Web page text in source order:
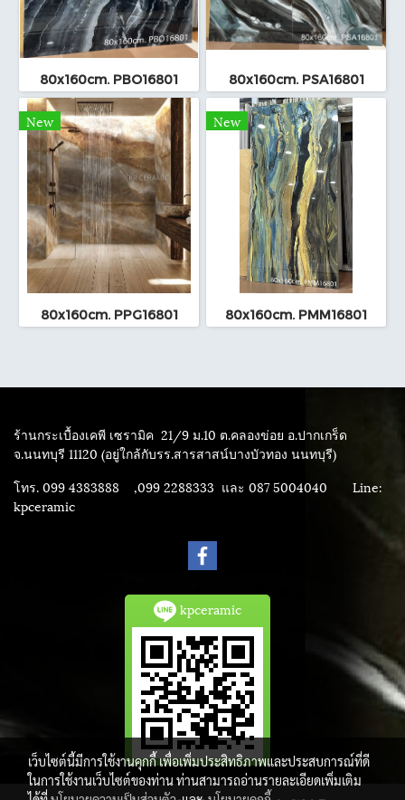
80x160cm. PBO16801 80x160cm. PSA16801
New
80x160cm. PPG16801
New
80x160cm. PMM16801
ร้านกระเบื้องเคพี เซรามิค 21/9 ม.10 ต.คลองข่อย อ.ปากเกร็ด
จ.นนทบุรี 11120 (อยู่ใกล้กับรร.สารสาสน์บางบัวทอง นนทบุรี)
โทร. 099 4383888 ,099 2288333 และ 087 5004040 Line:
kpceramic
kpceramic
เว็บไซต์นี้มีการใช้งานคุกกี้ เพื่อเพิ่มประสิทธิภาพและประสบการณ์ที่ดี
ในการใช้งานเว็บไซต์ของท่าน ท่านสามารถอ่านรายละเอียดเพิ่มเติม